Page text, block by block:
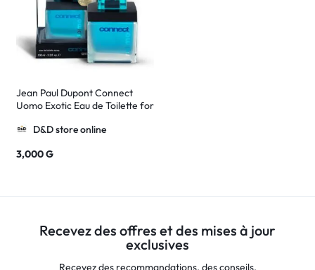
Jean Paul Dupont Connect
Uomo Exotic Eau de Toilette for
D&D store online
3,000G
Recevez des offres et des mises à jour
exclusives
Recevez des recommandations, des conseils,